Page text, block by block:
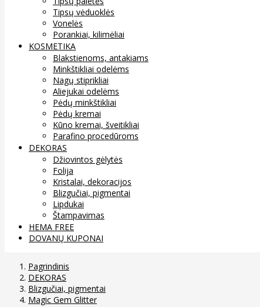
Tipsų vėduoklės
Vonelės
Porankiai, kilimėliai
KOSMETIKA
Blakstienoms, antakiams
Minkštikliai odelėms
Nagų stiprikliai
Aliejukai odelėms
Pėdų minkštikliai
Pėdų kremai
Kūno kremai, šveitikliai
Parafino procedūroms
DEKORAS
Džiovintos gėlytės
Folija
Kristalai, dekoracijos
Blizgučiai, pigmentai
Lipdukai
Štampavimas
HEMA FREE
DOVANŲ KUPONAI
Pagrindinis
DEKORAS
Blizgučiai, pigmentai
Magic Gem Glitter